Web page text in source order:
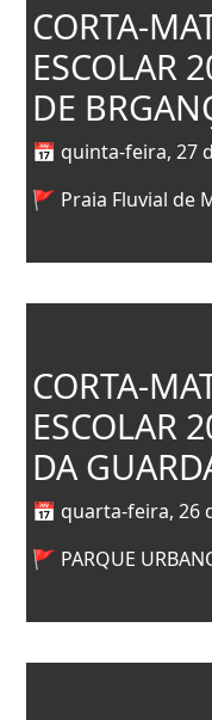
CORTA-
ESCOLAR
DE
📅 quinta-feira, 27
🚩 Praia Fluvial de
CORTA-
ESCOLAR
DA
📅 quarta-feira, 26
🚩 PARQUE